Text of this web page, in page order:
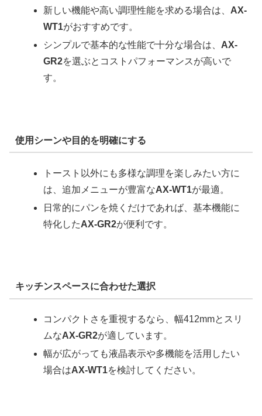
新しい機能や高い調理性能を求める場合は、 AX-
WT1がおすすめです。
シンプルで基本的な性能で十分な場合は、AX-
GR2を選ぶとコストパフォーマンスが高いで
す。
使用シーンや目的を明確にする
トースト以外にも多様な調理を楽しみたい方に
は、追加メニューが豊富なAX-WT1が最適。
日常的にパンを焼くだけであれば、基本機能に
特化したAX-GR2が便利です。
キッチンスペースに合わせた選択
コンパクトさを重視するなら、幅412mmとスリ
ムなAX-GR2が適しています。
幅が広がっても液晶表示や多機能を活用したい
場合はAX-WT1を検討してください。